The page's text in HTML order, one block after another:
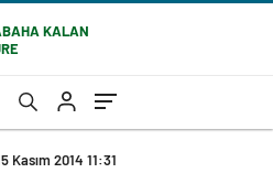
KALAN
Kasım 2014 11:31